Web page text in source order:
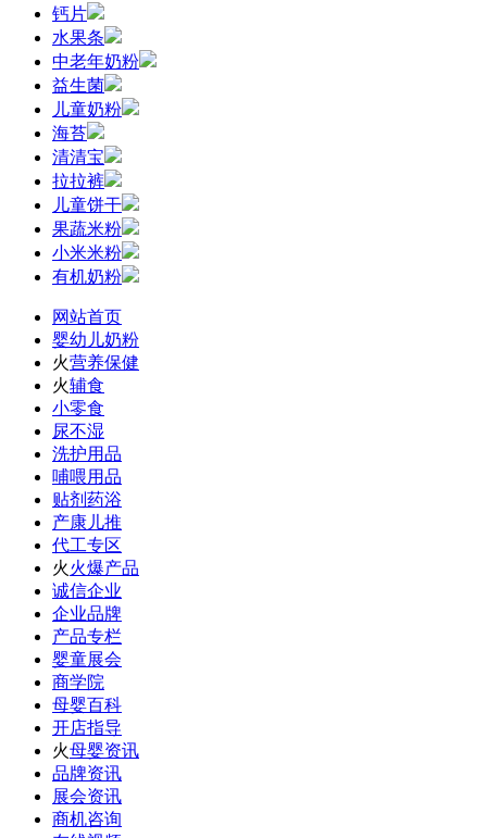
钙片
水果条
中老年奶粉
益生菌
儿童奶粉
海苔
清清宝
拉拉裤
儿童饼干
果蔬米粉
小米米粉
有机奶粉
网站首页
婴幼儿奶粉
火营养保健
火辅食
小零食
尿不湿
洗护用品
哺喂用品
贴剂药浴
产康儿推
代工专区
火火爆产品
诚信企业
企业品牌
产品专栏
婴童展会
商学院
母婴百科
开店指导
火母婴资讯
品牌资讯
展会资讯
商机咨询